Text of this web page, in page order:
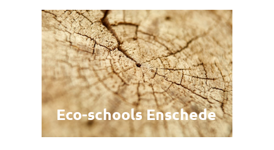
Eco-schools Enschede